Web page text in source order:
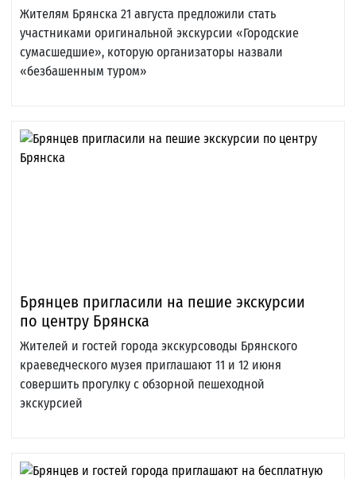
Жителям Брянска 21 августа предложили стать
участниками оригинальной экскурсии «Городские
сумасшедшие», которую организаторы назвали
«безбашенным туром»
Брянцев пригласили на пешие экскурсии
по центру Брянска
Жителей и гостей города экскурсоводы Брянского
краеведческого музея приглашают 11 и 12 июня
совершить прогулку с обзорной пешеходной
экскурсией